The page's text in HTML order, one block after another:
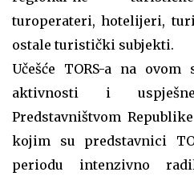
turoperateri, hotelijeri,
ostale turistički subjekti.
Učešće TORS-a na ovom
aktivnosti i
Predstavništvom
kojim su predstavnici
periodu intenzivno